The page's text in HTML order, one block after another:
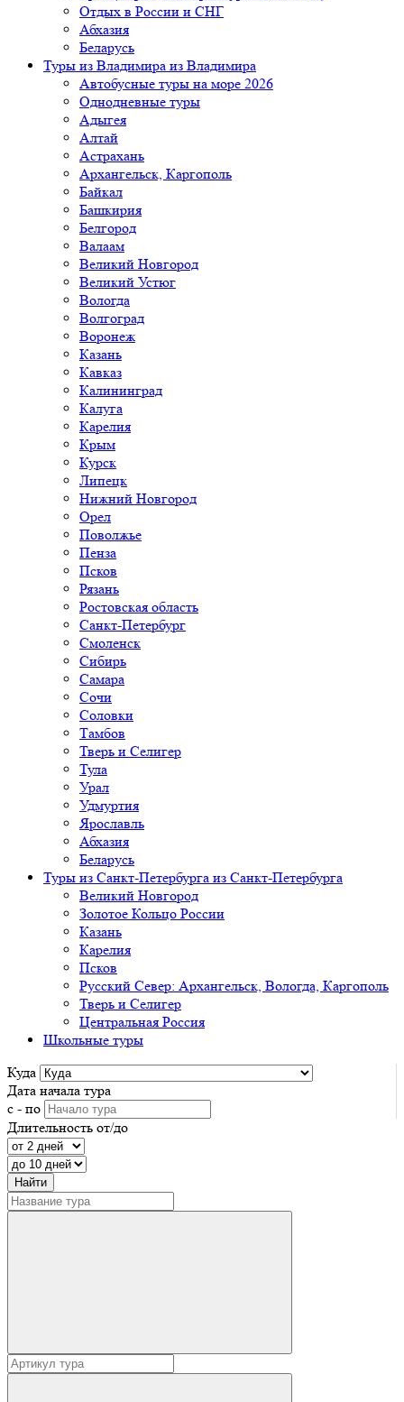
Отдых в России и СНГ
Абхазия
Беларусь
Туры из Владимира из Владимира
Автобусные туры на море 2026
Однодневные туры
Адыгея
Алтай
Астрахань
Архангельск, Каргополь
Байкал
Башкирия
Белгород
Валаам
Великий Новгород
Великий Устюг
Вологда
Волгоград
Воронеж
Казань
Кавказ
Калининград
Калуга
Карелия
Крым
Курск
Липецк
Нижний Новгород
Орел
Поволжье
Пенза
Псков
Рязань
Ростовская область
Санкт-Петербург
Смоленск
Сибирь
Самара
Сочи
Соловки
Тамбов
Тверь и Селигер
Тула
Урал
Удмуртия
Ярославль
Абхазия
Беларусь
Туры из Санкт-Петербурга из Санкт-Петербурга
Великий Новгород
Золотое Кольцо России
Казань
Карелия
Псков
Русский Север: Архангельск, Вологда, Каргополь
Тверь и Селигер
Центральная Россия
Школьные туры
Куда
Дата начала тура
с - по
Длительность от/до